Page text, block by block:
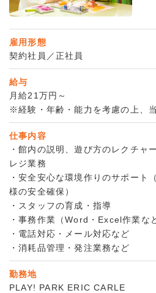
雇用形態
契約社員／正社員
給与
月給21万円～
※経験・年齢・能力を考慮の上、
仕事内容
・館内の説明、遊び方のレクチャ
レジ業務
・安全安心な環境作りのサポート
様の安全確保）
・スタッフの育成・指導
・事務作業（Word・Excel作業な
・電話対応・メール対応など
・消耗品管理・発注業務など
勤務地
PLAY! PARK ERIC CARLE